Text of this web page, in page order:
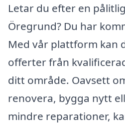
Letar du efter en
Öregrund? Du har
Med vår plattform kan
offerter från
ditt område. Oavsett
renovera, bygga nytt
mindre reparationer,